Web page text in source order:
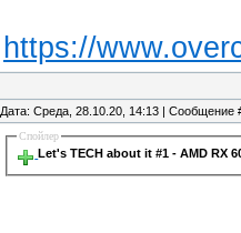
announced after
Please stay
website.
https://
Дата: Среда, 28.10.20, 14:13 | Сообщение
Спойлер
Let's TECH about it #1 - AMD RX